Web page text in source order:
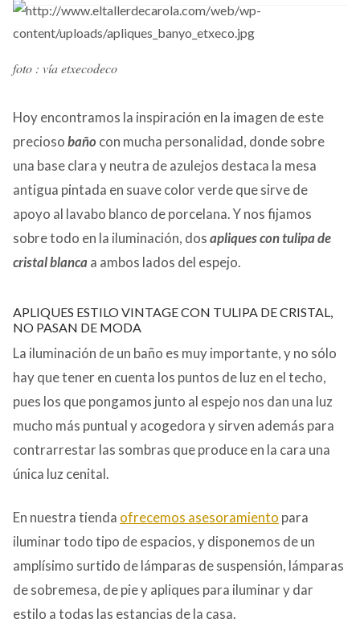
CONTACTO
foto : vía etxecodeco
Hoy encontramos la inspiración en la imagen de este
preciosobañocon mucha personalidad, donde sobre
una base clara y neutra de azulejos destaca la mesa
antigua pintada en suave color verde que sirve de
apoyo al lavabo blanco de porcelana. Y nos fijamos
sobre todo en la iluminación, dosapliques con tulipa de
cristal blanca a ambos lados del espejo.
APLIQUES ESTILO VINTAGE CON TULIPA DE CRISTAL,
NO PASAN DE MODA
La iluminación de un baño es muy importante, y no sólo
hay que tener en cuenta los puntos de luz en el techo,
pues los que pongamos junto al espejo nos dan una luz
mucho más puntual y acogedora y sirven además para
contrarrestar las sombras que produce en la cara una
única luz cenital.
En nuestra tienda ofrecemos asesoramiento para
iluminar todo tipo de espacios, y disponemos de un
amplísimo surtido de lámparas de suspensión, lámparas
de sobremesa, de pie y apliques para iluminar y dar
estilo a todas las estancias de la casa.